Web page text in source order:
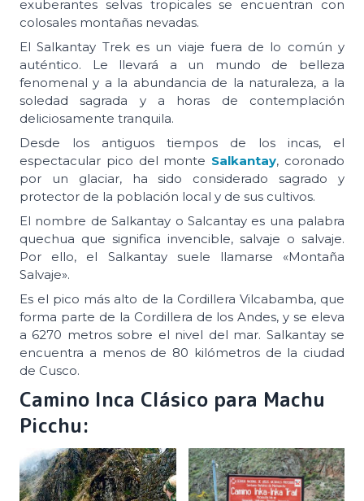
exuberantes selvas tropicales se encuentran con
colosales montañas nevadas.
El Salkantay Trek es un viaje fuera de lo común y
auténtico. Le llevará a un mundo de belleza
fenomenal y a la abundancia de la naturaleza, a la
soledad sagrada y a horas de contemplación
deliciosamente tranquila.
Desde los antiguos tiempos de los incas, el
espectacular pico del monte Salkantay, coronado
por un glaciar, ha sido considerado sagrado y
protector de la población local y de sus cultivos.
El nombre de Salkantay o Salcantay es una palabra
quechua que significa invencible, salvaje o salvaje.
Por ello, el Salkantay suele llamarse «Montaña
Salvaje».
Es el pico más alto de la Cordillera Vilcabamba, que
forma parte de la Cordillera de los Andes, y se eleva
a 6270 metros sobre el nivel del mar. Salkantay se
encuentra a menos de 80 kilómetros de la ciudad
de Cusco.
Camino Inca Clásico para Machu
Picchu: